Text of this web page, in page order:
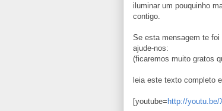
iluminar um pouquinho
contigo.
Se esta mensagem te foi
ajude-nos:
(ficaremos muito gratos
leia este texto completo
[youtube= http://youtu.be/